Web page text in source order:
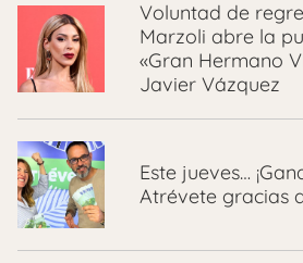
Voluntad de
Marzoli abre la
«Gran Hermano
Javier Vázquez
Este jueves…
Atrévete gracias